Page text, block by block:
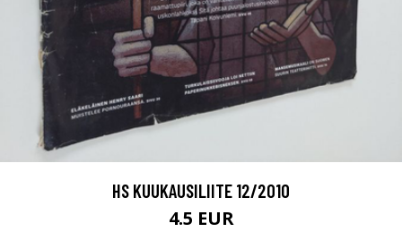
HS KUUKAUSILIITE 12/2010
4.5 EUR